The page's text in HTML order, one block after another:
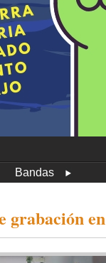
Bandas
grabación